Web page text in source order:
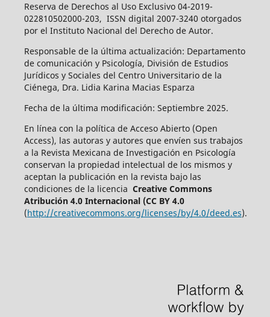
Reserva de Derechos al Uso Exclusivo 04-2019-
022810502000-203, ISSN digital 2007-3240 otorgados
por el Instituto Nacional del Derecho de Autor.
Responsable de la última actualización: Departamento
de comunicación y Psicología, División de Estudios
Jurídicos y Sociales del Centro Universitario de la
Ciénega, Dra. Lidia Karina Macias Esparza
Fecha de la última modificación: Septiembre 2025.
En línea con la política de Acceso Abierto (Open
Access), las autoras y autores que envíen sus trabajos
a la Revista Mexicana de Investigación en Psicología
conservan la propiedad intelectual de los mismos y
aceptan la publicación en la revista bajo las
condiciones de la licencia Creative Commons
Atribución 4.0 Internacional (CC BY 4.0
(http://creativecommons.org/licenses/by/4.0/deed.es).